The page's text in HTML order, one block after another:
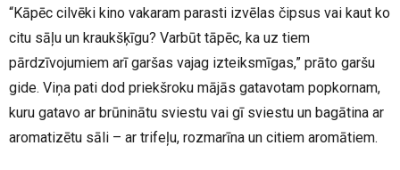
“Kāpēc cilvēki kino vakaram parasti izvēlas čipsus vai kaut ko
citu sāļu un kraukšķīgu? Varbūt tāpēc, ka uz tiem
pārdzīvojumiem arī garšas vajag izteiksmīgas,” prāto garšu
gide. Viņa pati dod priekšroku mājās gatavotam popkornam,
kuru gatavo ar brūninātu sviestu vai gī sviestu un bagātina ar
aromatizētu sāli – ar trifeļu, rozmarīna un citiem aromātiem.